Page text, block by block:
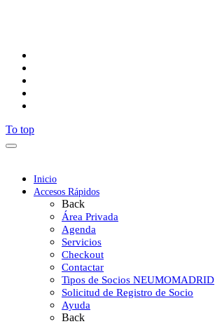
To top
Inicio
Accesos Rápidos
Back
Área Privada
Agenda
Servicios
Checkout
Contactar
Tipos de Socios NEUMOMADRID
Solicitud de Registro de Socio
Ayuda
Back